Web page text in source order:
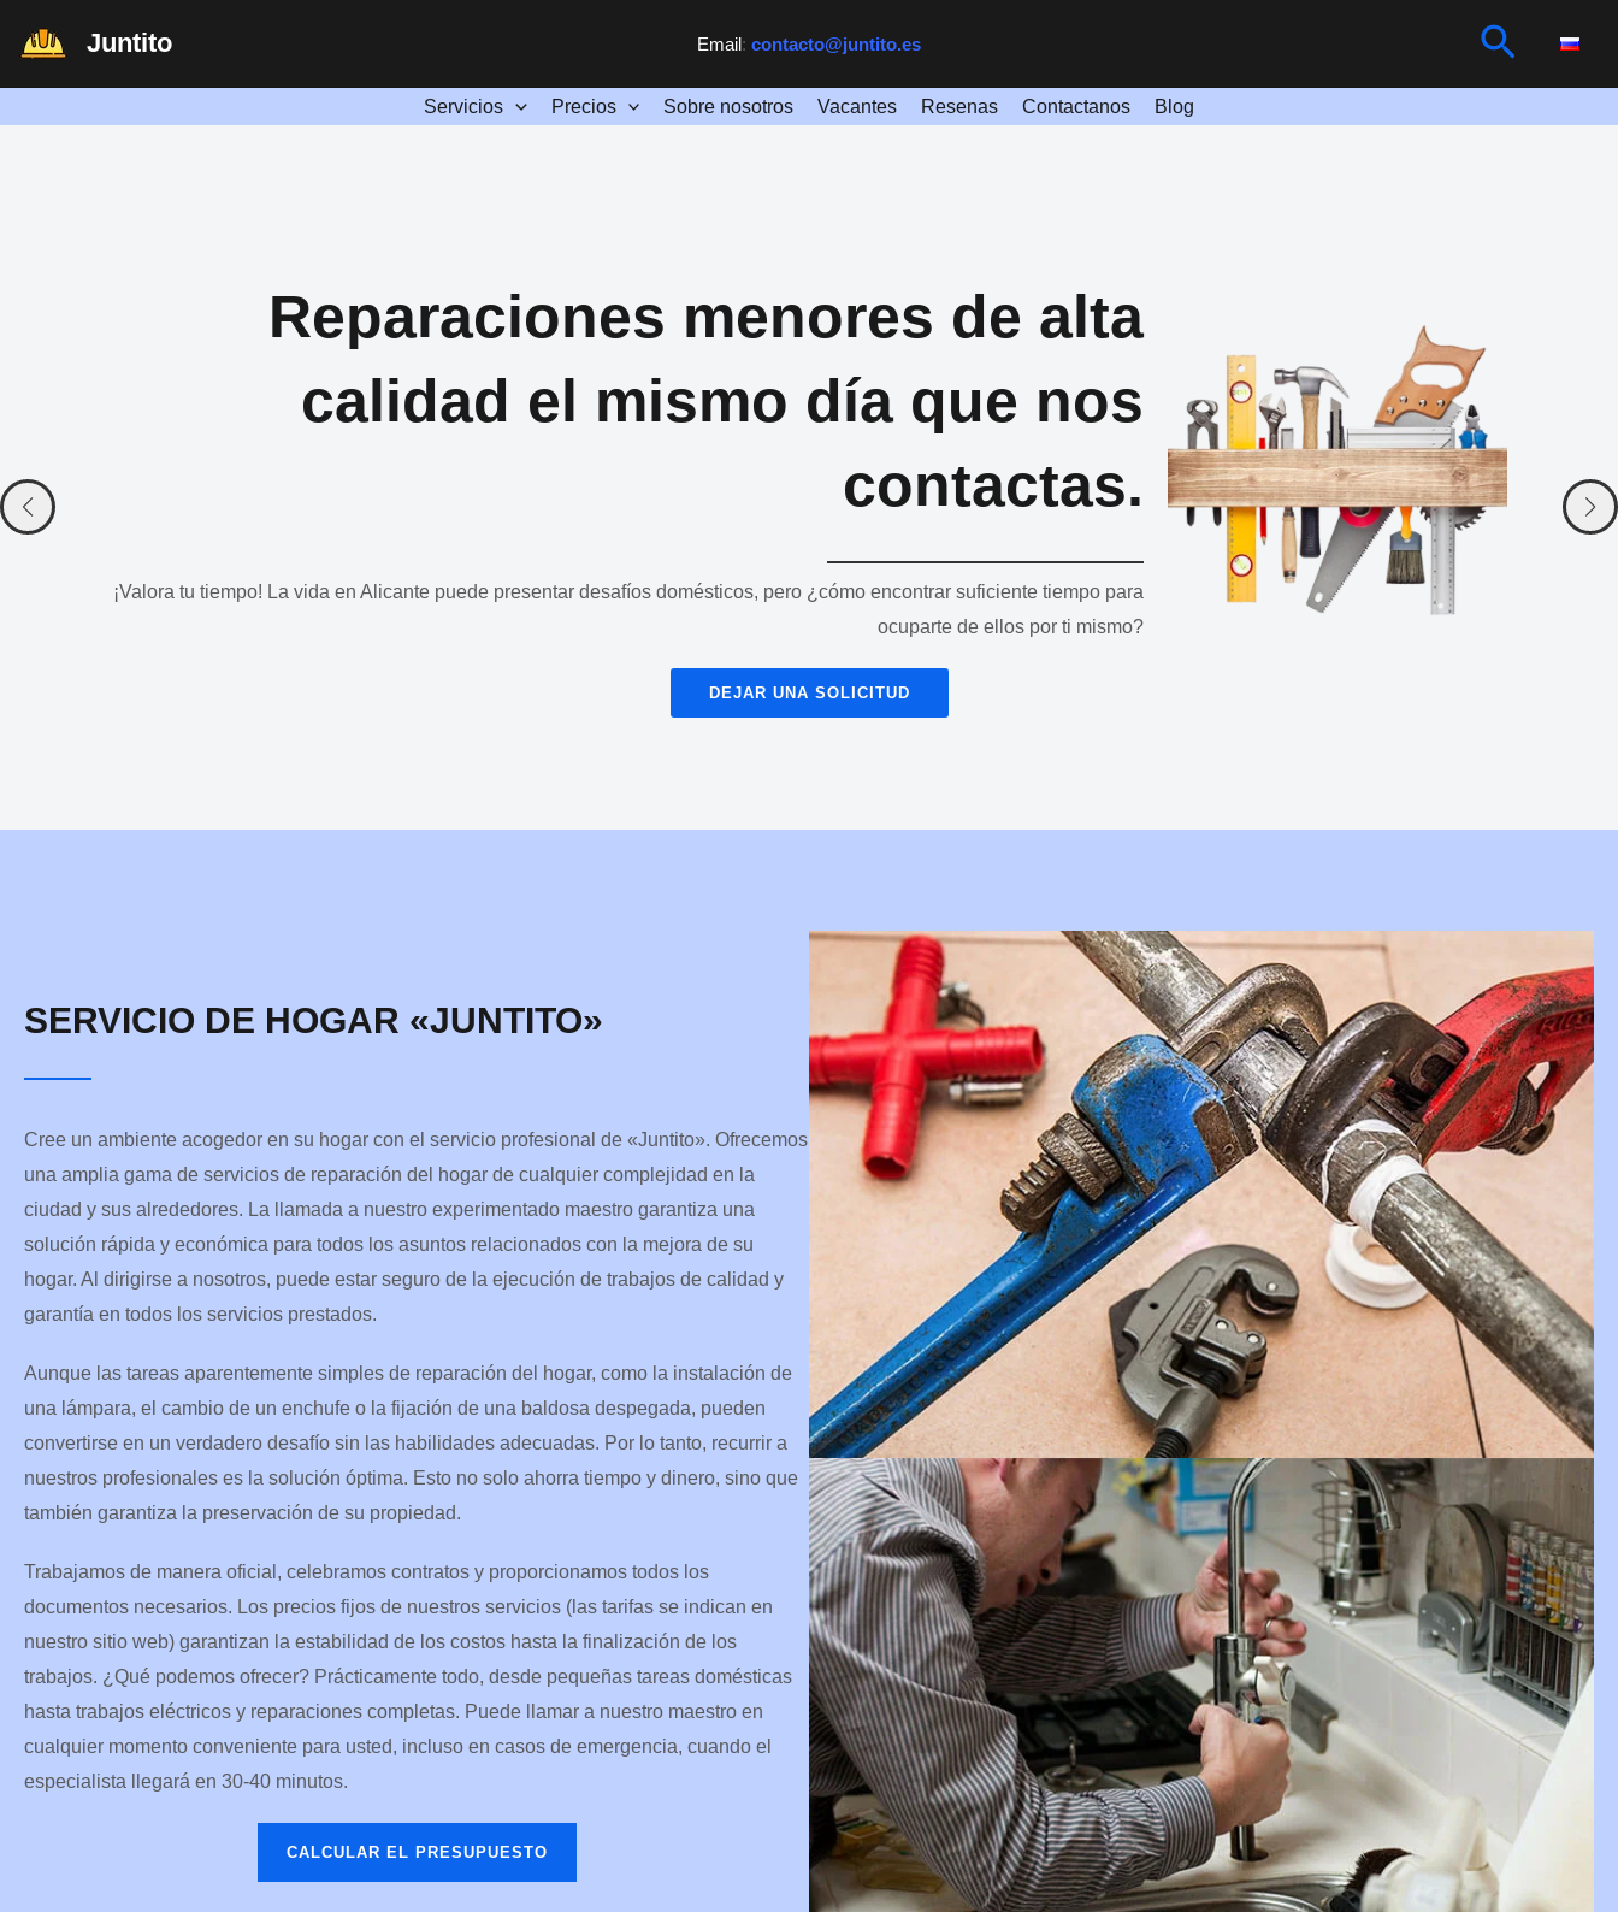
contenido
Juntito Email: contacto@juntito.es Buscar
Servicios Precios Sobre nosotros Vacantes Resenas Contactanos Blog
Reparaciones menores de alta
calidad el mismo día que nos
contactas.
¡Valora tu tiempo! La vida en Alicante puede presentar desafíos domésticos, pero ¿cómo encontrar suficiente tiempo para
ocuparte de ellos por ti mismo?
DEJAR UNA SOLICITUD
¿Qué servicios necesitas?*
Enviar una Solicitud
SERVICIO DE HOGAR «JUNTITO»
Cree un ambiente acogedor en su hogar con el servicio profesional de «Juntito». Ofrecemos
una amplia gama de servicios de reparación del hogar de cualquier complejidad en la
ciudad y sus alrededores. La llamada a nuestro experimentado maestro garantiza una
solución rápida y económica para todos los asuntos relacionados con la mejora de su
hogar. Al dirigirse a nosotros, puede estar seguro de la ejecución de trabajos de calidad y
garantía en todos los servicios prestados.
Aunque las tareas aparentemente simples de reparación del hogar, como la instalación de
una lámpara, el cambio de un enchufe o la fijación de una baldosa despegada, pueden
convertirse en un verdadero desafío sin las habilidades adecuadas. Por lo tanto, recurrir a
nuestros profesionales es la solución óptima. Esto no solo ahorra tiempo y dinero, sino que
también garantiza la preservación de su propiedad.
Trabajamos de manera oficial, celebramos contratos y proporcionamos todos los
documentos necesarios. Los precios fijos de nuestros servicios (las tarifas se indican en
nuestro sitio web) garantizan la estabilidad de los costos hasta la finalización de los
trabajos. ¿Qué podemos ofrecer? Prácticamente todo, desde pequeñas tareas domésticas
hasta trabajos eléctricos y reparaciones completas. Puede llamar a nuestro maestro en
cualquier momento conveniente para usted, incluso en casos de emergencia, cuando el
especialista llegará en 30-40 minutos.
CALCULAR EL PRESUPUESTO